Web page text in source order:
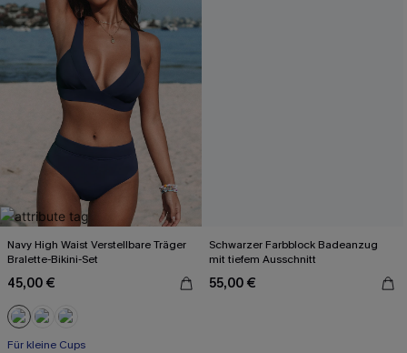
Navy High Waist Verstellbare Träger
Bralette-Bikini-Set
45,00 €
Für kleine Cups
Schwarzer Farbblock Badeanzug
mit tiefem Ausschnitt
55,00 €